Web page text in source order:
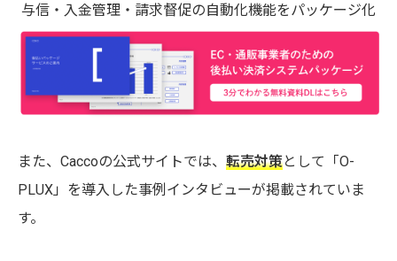
与信・入金管理・請求督促の自動化機能をパッケージ化
また、Caccoの公式サイトでは、 転売対策として「O-
PLUX」を導入した事例インタビューが掲載されていま
す。